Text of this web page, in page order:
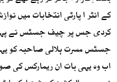
کے انٹر ا پارٹی انتخابات میں
کردی جس پر چیف جسٹس نے
جسٹس مسرت ہلالی صاحبہ کو
اب وہ یہی بات ان ریمارکس کی